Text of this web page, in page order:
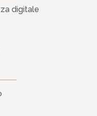
digitale